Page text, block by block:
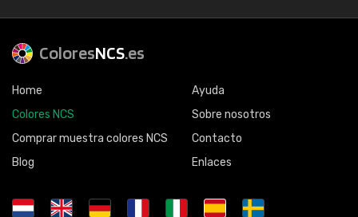
ColoresNCS.es
Home
Colores NCS
Comprar muestra colores NCS
Blog
Ayuda
Sobre nosotros
Contacto
Enlaces